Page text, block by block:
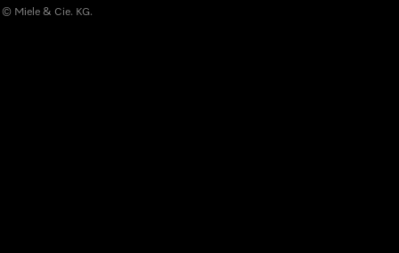
© Miele & Cie. KG.